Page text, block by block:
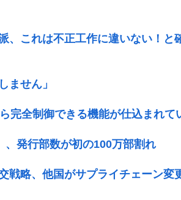
、これは不正工作に違いない！と
ません」
完全制御できる機能が仕込まれて
発行部数が初の100万部割れ
戦略、他国がサプライチェーン変